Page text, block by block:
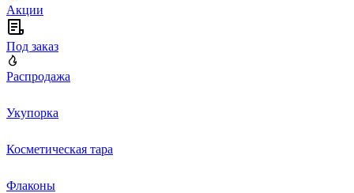
Акции
Под заказ
Распродажа
Укупорка
Косметическая тара
Флаконы